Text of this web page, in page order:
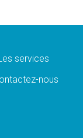
pour la
«c'est
services
nous